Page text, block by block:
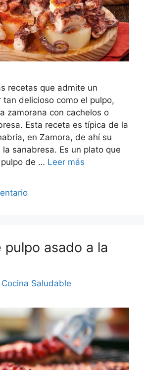
recetas que admite un
tan delicioso como el pulpo,
zamorana con cachelos o
Esta receta es típica de la
en Zamora, de ahí su
sanabresa. Es un plato que
de … Leer más
pulpo asado a la
Cocina Saludable